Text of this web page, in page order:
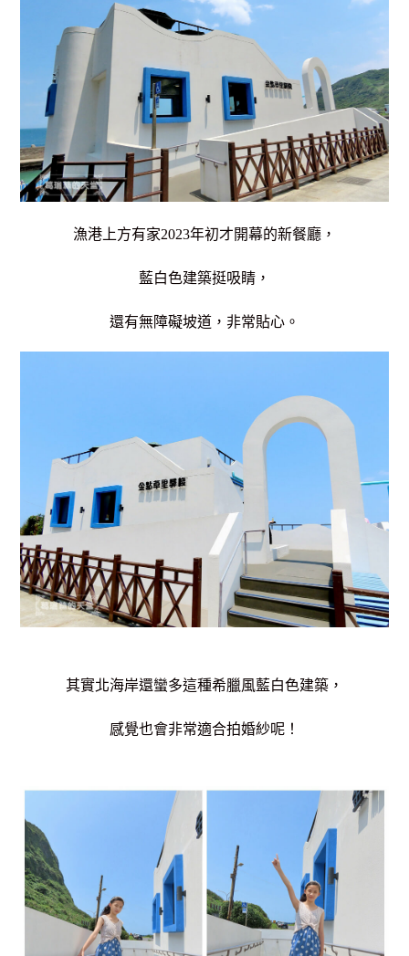
漁港上方有家2023年初才開幕的新餐廳，
藍白色建築挺吸睛，
還有無障礙坡道，非常貼心。
其實北海岸還蠻多這種希臘風藍白色建築，
感覺也會非常適合拍婚紗呢！